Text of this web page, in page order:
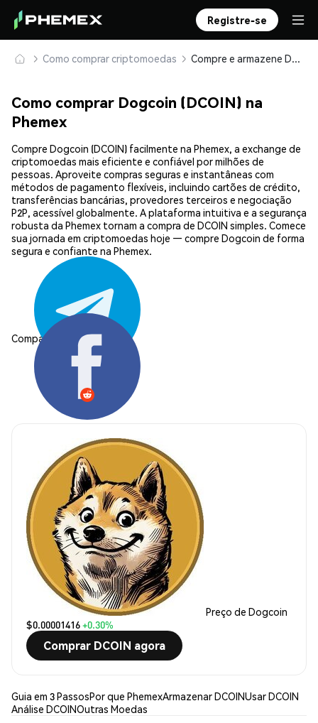
Registre-se
Como comprar criptomoedas Compre e armazene Dogcoin (DCOIN) com segurança
Como comprar Dogcoin (DCOIN) na
Phemex
Compre Dogcoin (DCOIN) facilmente na Phemex, a exchange de
criptomoedas mais eficiente e confiável por milhões de
pessoas. Aproveite compras seguras e instantâneas com
métodos de pagamento flexíveis, incluindo cartões de crédito,
transferências bancárias, provedores terceiros e negociação
P2P, acessível globalmente. A plataforma intuitiva e a segurança
robusta da Phemex tornam a compra de DCOIN simples. Comece
sua jornada em criptomoedas hoje — compre Dogcoin de forma
segura e confiante na Phemex.
Compartilhar:
Preço de Dogcoin
$0.00001416+0.30%
Comprar DCOIN agora
Guia em 3 PassosPor que PhemexArmazenar DCOINUsar DCOIN
Análise DCOINOutras Moedas